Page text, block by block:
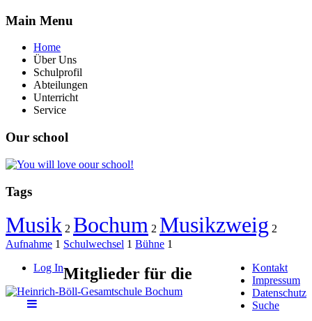
Main Menu
Home
Über Uns
Schulprofil
Abteilungen
Unterricht
Service
Our school
Tags
Musik 2 Bochum 2 Musikzweig 2
Aufnahme 1 Schulwechsel 1 Bühne 1
Log In
Kontakt
Impressum
Datenschutz
Suche
Mitglieder für die